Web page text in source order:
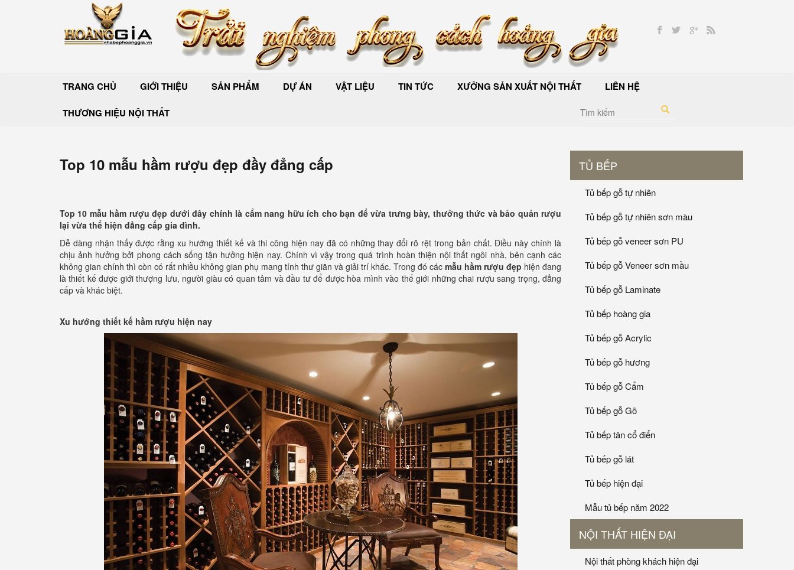
TRANG CHỦ GIỚI THIỆU SẢN PHẨM DỰ ÁN VẬT LIỆU TIN TỨC XƯỞNG SẢN XUẤT NỘI THẤT LIÊN HỆ
THƯƠNG HIỆU NỘI THẤT
Top 10 mẫu hầm rượu đẹp đầy đẳng cấp
Top 10 mẫu hầm rượu đẹp dưới đây chính là cẩm nang hữu ích cho bạn để vừa trưng bày, thưởng thức và bảo quản rượu
lại vừa thể hiện đẳng cấp gia đình.
Dễ dàng nhận thấy được rằng xu hướng thiết kế và thi công hiện nay đã có những thay đổi rõ rệt trong bản chất. Điều này chính là
chịu ảnh hưởng bởi phong cách sống tận hưởng hiện nay. Chính vì vậy trong quá trình hoàn thiện nội thất ngôi nhà, bên cạnh các
không gian chính thì còn có rất nhiều không gian phụ mang tính thư giãn và giải trí khác. Trong đó các mẫu hầm rượu đẹp hiện đang
là thiết kế được giới thượng lưu, người giàu có quan tâm và đầu tư để được hòa mình vào thế giới những chai rượu sang trọng, đẳng
cấp và khác biệt.
Xu hướng thiết kế hầm rượu hiện nay
TỦ BẾP
Tủ bếp gỗ tự nhiên
Tủ bếp gỗ tự nhiên sơn màu
Tủ bếp gỗ veneer sơn PU
Tủ bếp gỗ Veneer sơn mầu
Tủ bếp gỗ Laminate
Tủ bếp hoàng gia
Tủ bếp gỗ Acrylic
Tủ bếp gỗ hương
Tủ bếp gỗ Cẩm
Tủ bếp gỗ Gõ
Tủ bếp tân cổ điển
Tủ bếp gỗ lát
Tủ bếp hiện đại
Mẫu tủ bếp năm 2022
NỘI THẤT HIỆN ĐẠI
Nội thất phòng khách hiện đại